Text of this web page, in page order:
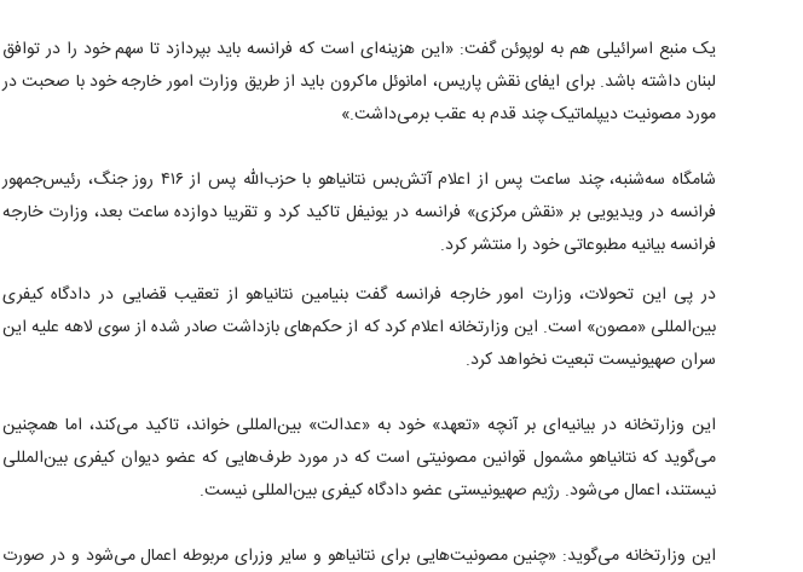
یک منبع اسرائیلی هم به لوپوئن گفت: «این هزینه‌ای است که فرانسه باید بپردازد تا سهم خود را در توافق
لبنان داشته باشد. برای ایفای نقش پاریس، امانوئل ماکرون باید از طریق وزارت امور خارجه خود با صحبت در
مورد مصونیت دیپلماتیک چند قدم به عقب برمی‌داشت.»
شامگاه سه‌شنبه، چند ساعت پس از اعلام آتش‌بس نتانیاهو با حزب‌الله پس از ۴۱۶ روز جنگ، رئیس‌جمهور
فرانسه در ویدیویی بر «نقش مرکزی» فرانسه در یونیفل تاکید کرد و تقریبا دوازده ساعت بعد، وزارت خارجه
فرانسه بیانیه مطبوعاتی خود را منتشر کرد.
در پی این تحولات، وزارت امور خارجه فرانسه گفت بنیامین نتانیاهو از تعقیب قضایی در دادگاه کیفری
بین‌المللی «مصون» است. این وزارتخانه اعلام کرد که از حکم‌های بازداشت صادر شده از سوی لاهه علیه این
سران صهیونیست تبعیت نخواهد کرد.
این وزارتخانه در بیانیه‌ای بر آنچه «تعهد» خود به «عدالت» بین‌المللی خواند، تاکید می‌کند، اما همچنین
می‌گوید که نتانیاهو مشمول قوانین مصونیتی است که در مورد طرف‌هایی که عضو دیوان کیفری بین‌المللی
نیستند، اعمال می‌شود. رژیم صهیونیستی عضو دادگاه کیفری بین‌المللی نیست.
این وزارتخانه می‌گوید: «چنین مصونیت‌هایی برای نتانیاهو و سایر وزرای مربوطه اعمال می‌شود و در صورت